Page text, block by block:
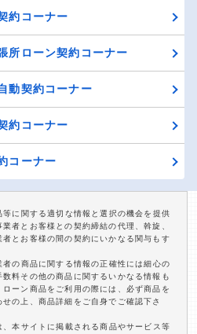
約コーナー
所ローン契約コーナー
動契約コーナー
約コーナー
コーナー
に関する適切な情報と選択の機会を提供
者とお客様との契約締結の代理、斡旋、
とお客様の間の契約にいかなる関与もす
の商品に関する情報の正確性には細心の
料その他の商品に関するいかなる情報も
ーン商品をご利用の際には、必ず商品を
の上、商品詳細をご自身でご確認下さ
本サイトに掲載される商品やサービス等